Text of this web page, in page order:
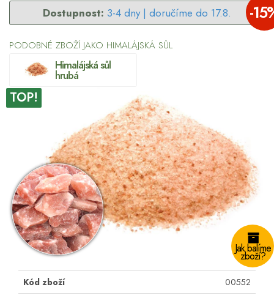
-
Dostupnost: 3-4 dny | doručíme do 17.8.
PODOBNÉ ZBOŽÍ JAKO HIMALÁJSKÁ SŮL
Himalájská sůl
hrubá
TOP!
Jak balíme
zboží?
Kód zboží
00552